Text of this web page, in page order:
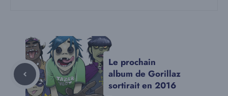
Le prochain
album de Gorillaz
sortirait en 2016